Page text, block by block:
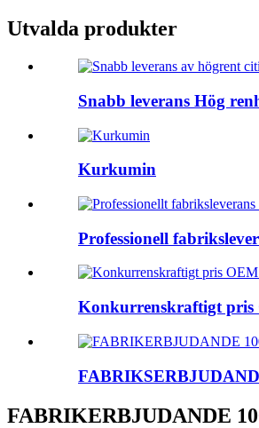
Utvalda produkter
Snabb leverans Hög
Kurkumin
Professionell
Konkurrenskraftigt pris
FABRIKERBJUDANDE